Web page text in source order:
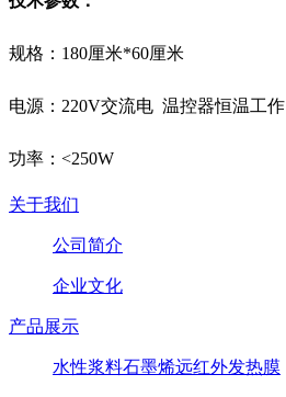
规格：180厘米*60厘米
电源：220V交流电 温控器恒温工作
功率：<250W
关于我们
公司简介
企业文化
产品展示
水性浆料石墨烯远红外发热膜